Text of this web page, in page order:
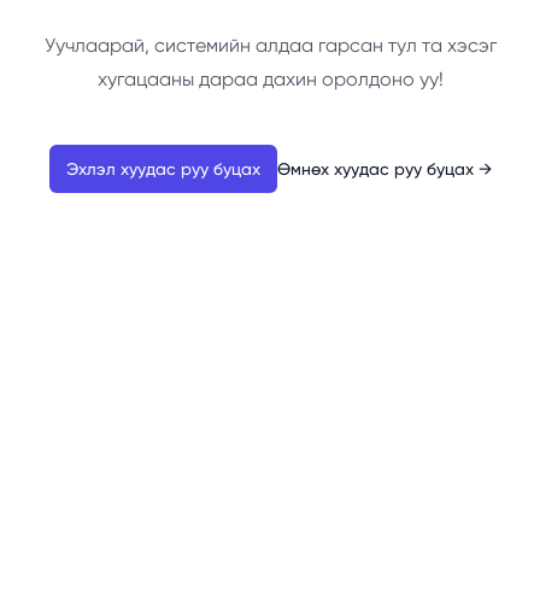
Уучлаарай, системийн алдаа гарсан тул та хэсэг
хугацааны дараа дахин оролдоно уу!
Эхлэл хуудас руу буцах Өмнөх хуудас руу буцах →